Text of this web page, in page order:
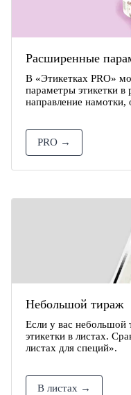
Расширенные
В «Этикетках PRO»
параметры этикетки
направление намотки,
PRO →
Небольшой тираж
Если у вас небольшой
этикетки в листах.
листах для специй».
В листах →